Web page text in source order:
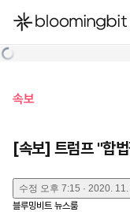
한국어
속보
[속보] 트럼프 "합
수정 오후 7:15 · 2020.
블루밍비트 뉴스룸